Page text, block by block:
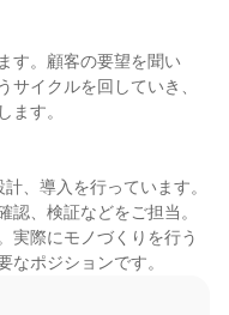
す。顧客の要望を聞い
イクルを回していき、
ます。
、導入を行っています。
認、検証などをご担当。
実際にモノづくりを行う
なポジションです。